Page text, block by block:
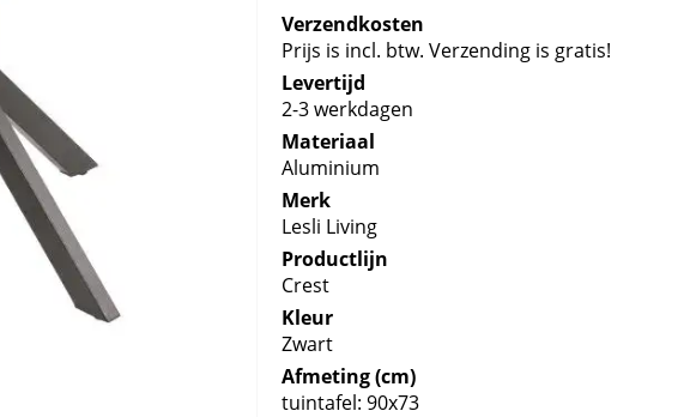
Verzendkosten
Prijs is incl. btw. Verzending is gratis!
Levertijd
2-3 werkdagen
Materiaal
Aluminium
Merk
Lesli Living
Productlijn
Crest
Kleur
Zwart
Afmeting (cm)
tuintafel: 90x73